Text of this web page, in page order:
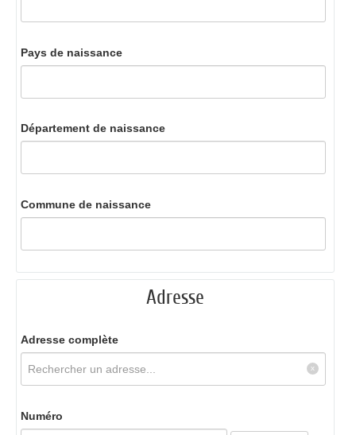
Pays de naissance
Département de naissance
Commune de naissance
Adresse
Adresse complète
Numéro